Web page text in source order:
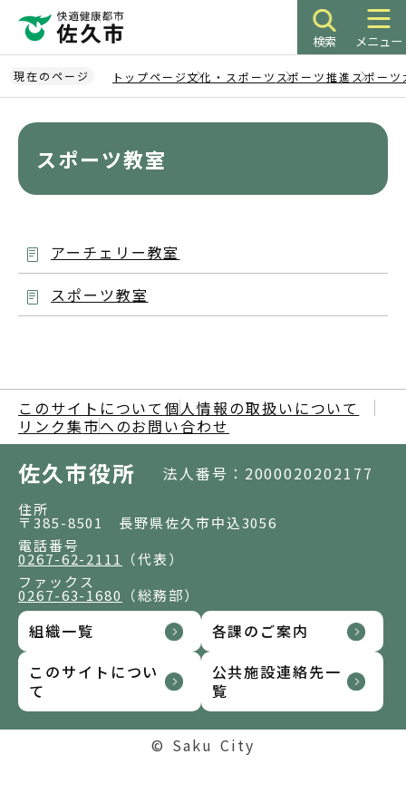
ペ
ー
ジ
検索 メニュー
現在のページ トップページ文化・スポーツ スポーツ推進 スポー
スポーツ教室
アーチェリー教室
スポーツ教室
このサイトについて 個人情報の取扱いについて
リンク集市へのお問い合わせ
佐久市役所 法人番号：2000020202177
住所
〒385-8501 長野県佐久市中込3056
電話番号
0267-62-2111
（代表）
ファックス
0267-63-1680 （総務部）
組織一覧
各課のご案内
このサイトについ
て
公共施設連絡先一
覧
© Saku City